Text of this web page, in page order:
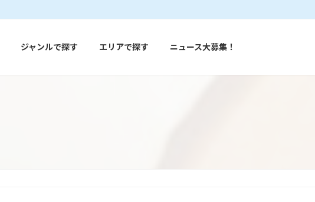
ジャンルで探す エリアで探す ニュース大募集！